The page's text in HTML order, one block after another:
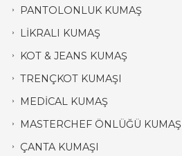
PANTOLONLUK KUMAŞ
LİKRALI KUMAŞ
KOT & JEANS KUMAŞ
TRENÇKOT KUMAŞI
MEDİCAL KUMAŞ
MASTERCHEF ÖNLÜĞÜ KUMAŞI
ÇANTA KUMAŞI